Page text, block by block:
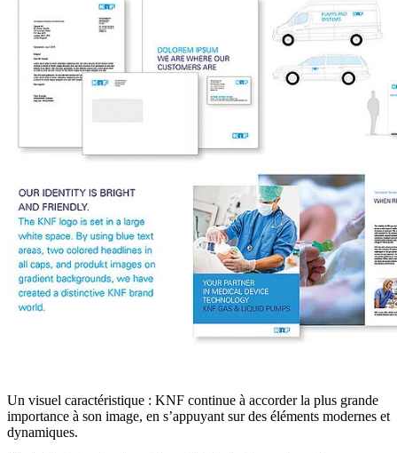
Un visuel caractéristique : KNF continue à accorder la plus grande
importance à son image, en s’appuyant sur des éléments modernes et
dynamiques.